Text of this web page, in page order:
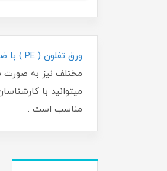
ورق تفلون ( PE ) با ضخامت 3 میلی متر
مختلف نیز به صورت
مناسب است .